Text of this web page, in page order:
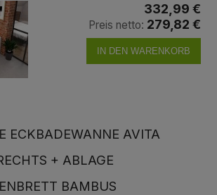
332,99 €
Preis netto: 279,82 €
IN DEN WARENKORB
ECKBADEWANNE AVITA
+ ABLAGE
BAMBUS